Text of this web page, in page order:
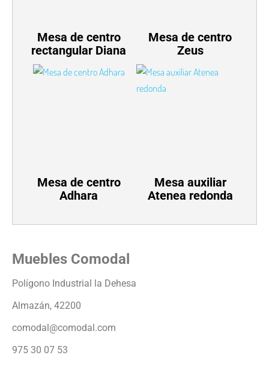
Mesa de centro
rectangular Diana
Mesa de centro
Zeus
Mesa de centro
Adhara
Mesa auxiliar
Atenea redonda
Muebles Comodal
Polígono Industrial la Dehesa
Almazán, 42200
comodal@comodal.com
975 30 07 53